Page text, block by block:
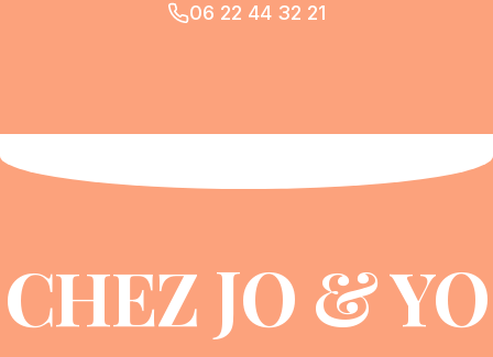
06 22 44 32 21
CHEZ JO & YO